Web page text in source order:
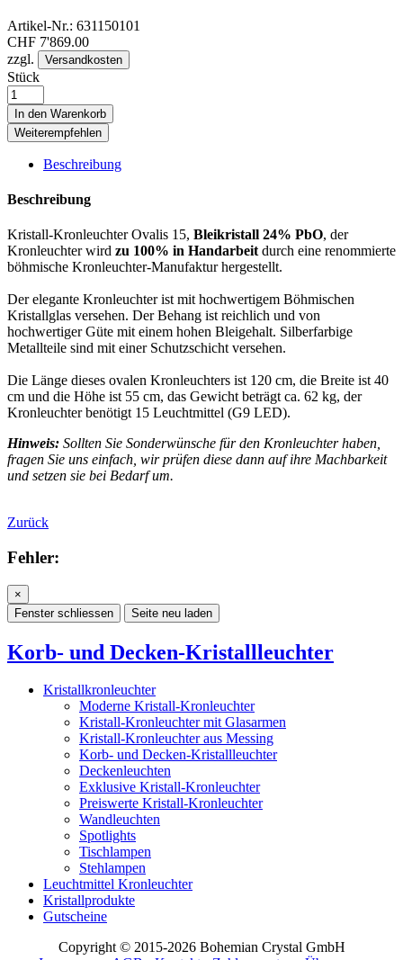
Artikel-Nr.: 631150101
CHF 7'869.00
zzgl.
Versandkosten
Stück
In den Warenkorb
Weiterempfehlen
Beschreibung
Beschreibung
Kristall-Kronleuchter Ovalis 15, Bleikristall 24% PbO, der
Kronleuchter wird zu 100% in Handarbeit durch eine renommierte
böhmische Kronleuchter-Manufaktur hergestellt.
Der elegante Kronleuchter ist mit hochwertigem Böhmischen
Kristallglas versehen. Der Behang ist reichlich und von
hochwertiger Güte mit einem hohen Bleigehalt. Silberfarbige
Metallteile sind mit einer Schutzschicht versehen.
Die Länge dieses ovalen Kronleuchters ist 120 cm, die Breite ist 40
cm und die Höhe ist 55 cm, das Gewicht beträgt ca. 62 kg, der
Kronleuchter benötigt 15 Leuchtmittel (G9 LED).
Hinweis: Sollten Sie Sonderwünsche für den Kronleuchter haben,
fragen Sie uns einfach, wir prüfen diese dann auf ihre Machbarkeit
und setzen sie bei Bedarf um.
Zurück
Fehler:
×
Fenster schliessen
Seite neu laden
Korb- und Decken-Kristallleuchter
Kristallkronleuchter
Moderne Kristall-Kronleuchter
Kristall-Kronleuchter mit Glasarmen
Kristall-Kronleuchter aus Messing
Korb- und Decken-Kristallleuchter
Deckenleuchten
Exklusive Kristall-Kronleuchter
Preiswerte Kristall-Kronleuchter
Wandleuchten
Spotlights
Tischlampen
Stehlampen
Leuchtmittel Kronleuchter
Kristallprodukte
Gutscheine
Copyright © 2015-2026 Bohemian Crystal GmbH